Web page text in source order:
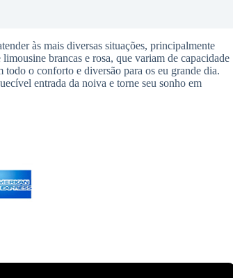
às mais diversas situações, principalmente
brancas e rosa, que variam de capacidade
todo o conforto e diversão para os eu grande dia.
entrada da noiva e torne seu sonho em